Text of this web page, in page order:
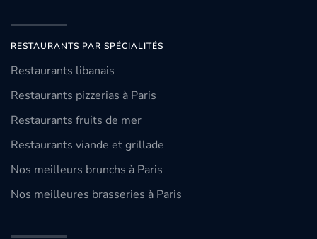
RESTAURANTS PAR SPÉCIALITÉS
Restaurants libanais
Restaurants pizzerias à Paris
Restaurants fruits de mer
Restaurants viande et grillade
Nos meilleurs brunchs à Paris
Nos meilleures brasseries à Paris